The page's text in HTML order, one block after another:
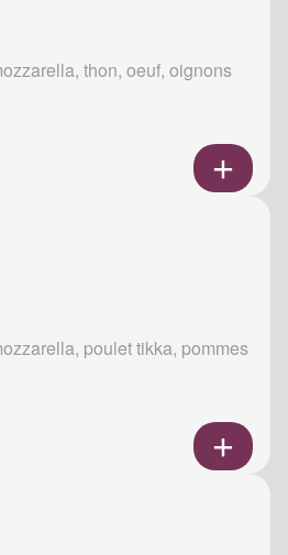
thon, oeuf, oignons
poulet tikka, pommes